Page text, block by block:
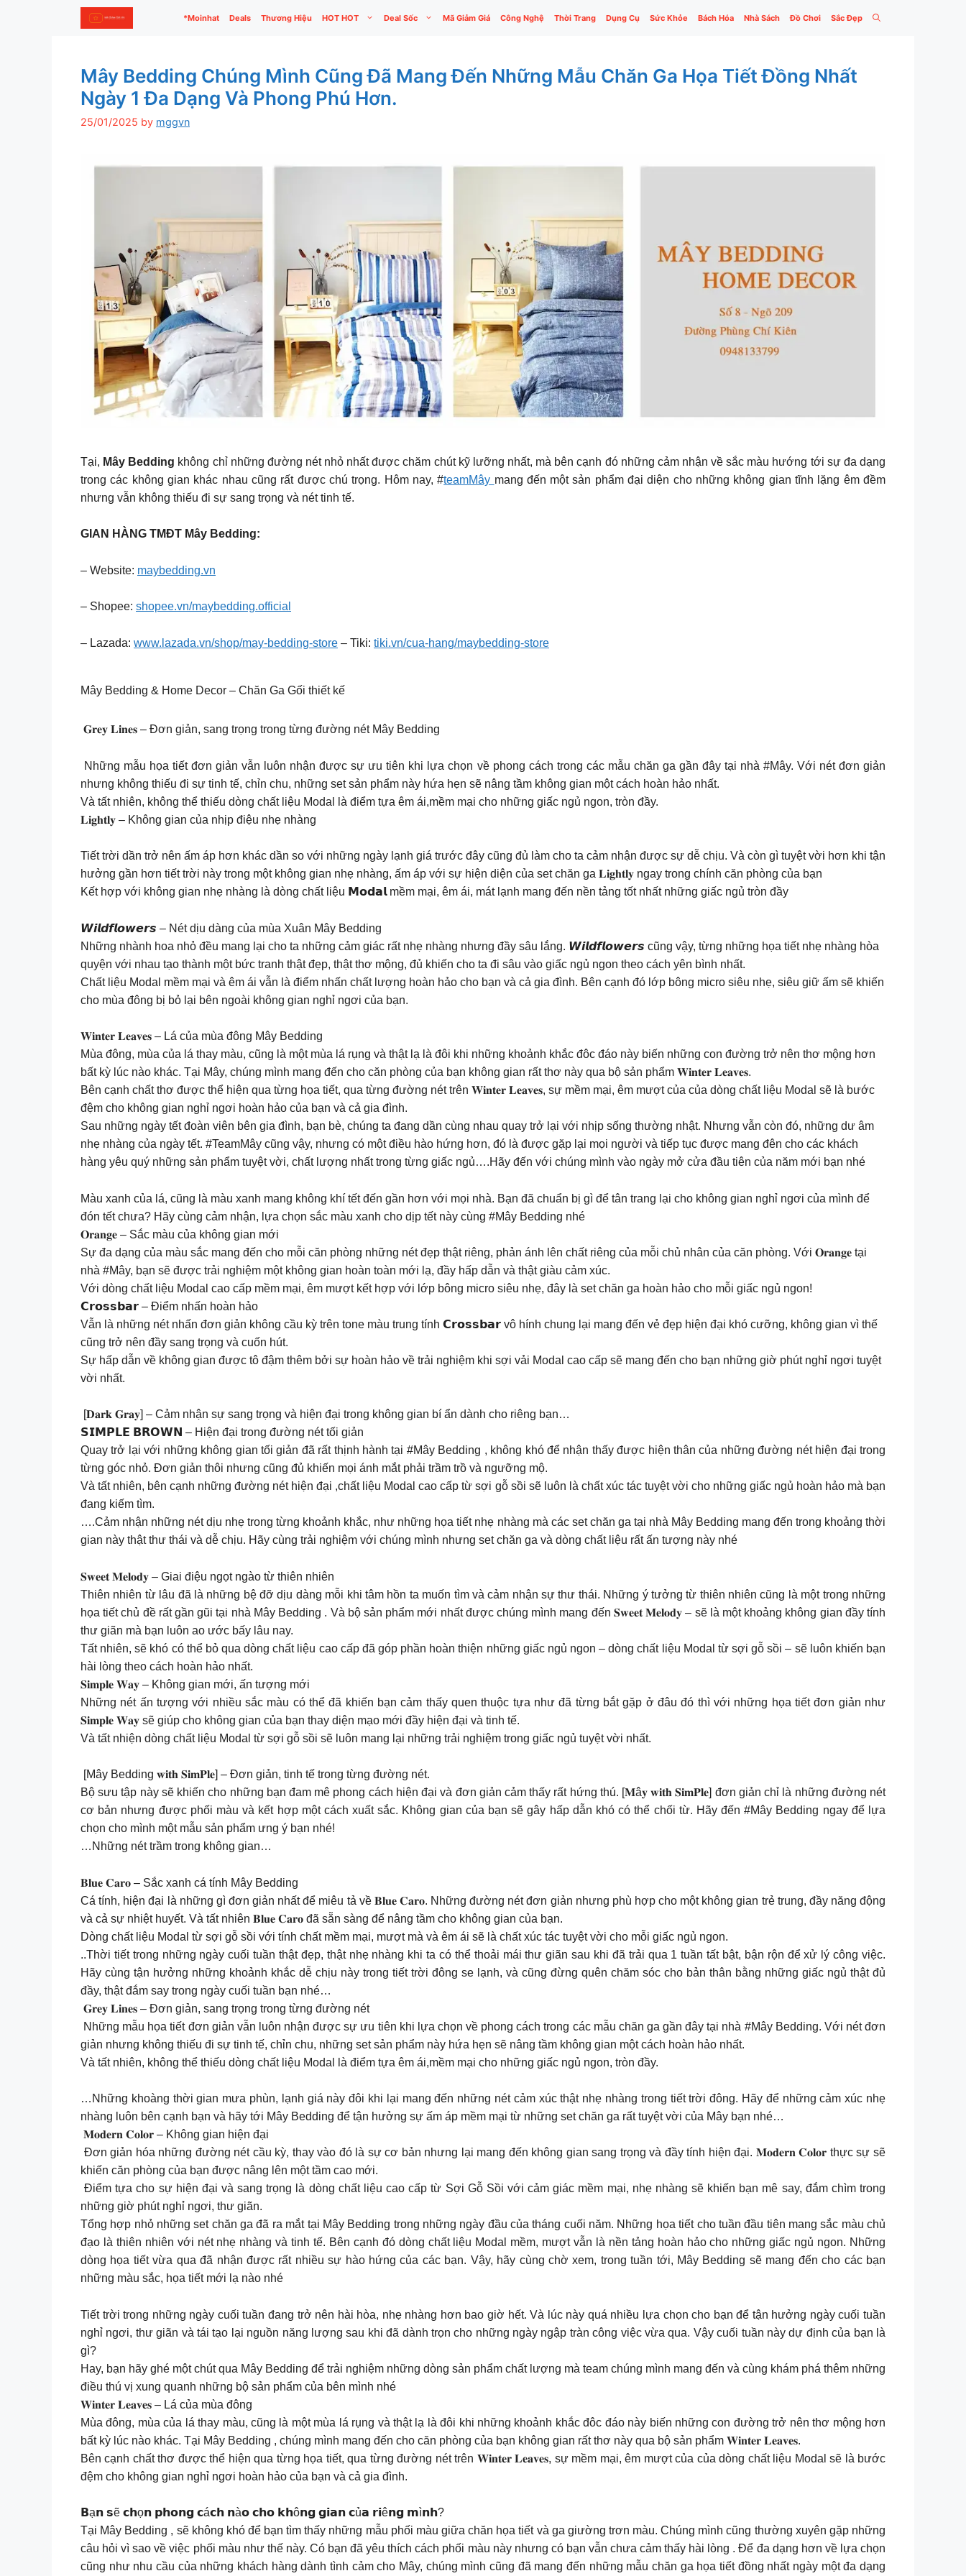
*Moinhat Deals Thương Hiệu HOT HOT Deal Sốc Mã Giảm Giá Công Nghệ Thời Trang Dụng Cụ Sức Khỏe Bách Hóa Nhà Sách Đồ Chơi Sắc Đẹp
Mây Bedding Chúng Mình Cũng Đã Mang Đến Những Mẫu Chăn Ga Họa Tiết Đồng Nhất
Ngày 1 Đa Dạng Và Phong Phú Hơn.
25/01/2025 by mggvn
Tại, Mây Bedding không chỉ những đường nét nhỏ nhất được chăm chút kỹ lưỡng nhất, mà bên cạnh đó những cảm nhận về sắc màu hướng tới sự đa dạng
trong các không gian khác nhau cũng rất được chú trọng. Hôm nay, #teamMây mang đến một sản phẩm đại diện cho những không gian tĩnh lặng êm đềm
nhưng vẫn không thiếu đi sự sang trọng và nét tinh tế.
GIAN HÀNG TMĐT Mây Bedding:
– Website: maybedding.vn
– Shopee: shopee.vn/maybedding.official
– Lazada: www.lazada.vn/shop/may-bedding-store – Tiki: tiki.vn/cua-hang/maybedding-store
Mây Bedding & Home Decor – Chăn Ga Gối thiết kế
️ 𝐆𝐫𝐞𝐲 𝐋𝐢𝐧𝐞𝐬 – Đơn giản, sang trọng trong từng đường nét Mây Bedding
️ Những mẫu họa tiết đơn giản vẫn luôn nhận được sự ưu tiên khi lựa chọn về phong cách trong các mẫu chăn ga gần đây tại nhà #Mây. Với nét đơn giản
nhưng không thiếu đi sự tinh tế, chỉn chu, những set sản phẩm này hứa hẹn sẽ nâng tầm không gian một cách hoàn hảo nhất.
Và tất nhiên, không thể thiếu dòng chất liệu Modal là điểm tựa êm ái,mềm mại cho những giấc ngủ ngon, tròn đầy.
𝐋𝐢𝐠𝐡𝐭𝐥𝐲 – Không gian của nhịp điệu nhẹ nhàng
Tiết trời dần trở nên ấm áp hơn khác dần so với những ngày lạnh giá trước đây cũng đủ làm cho ta cảm nhận được sự dễ chịu. Và còn gì tuyệt vời hơn khi tận
hưởng gần hơn tiết trời này trong một không gian nhẹ nhàng, ấm áp với sự hiện diện của set chăn ga 𝐋𝐢𝐠𝐡𝐭𝐥𝐲 ngay trong chính căn phòng của bạn
Kết hợp với không gian nhẹ nhàng là dòng chất liệu 𝗠𝗼𝗱𝗮𝗹 mềm mại, êm ái, mát lạnh mang đến nền tảng tốt nhất những giấc ngủ tròn đầy
𝙒𝙞𝙡𝙙𝙛𝙡𝙤𝙬𝙚𝙧𝙨 – Nét dịu dàng của mùa Xuân Mây Bedding
Những nhành hoa nhỏ đều mang lại cho ta những cảm giác rất nhẹ nhàng nhưng đầy sâu lắng. 𝙒𝙞𝙡𝙙𝙛𝙡𝙤𝙬𝙚𝙧𝙨 cũng vậy, từng những họa tiết nhẹ nhàng hòa
quyện với nhau tạo thành một bức tranh thật đẹp, thật thơ mộng, đủ khiến cho ta đi sâu vào giấc ngủ ngon theo cách yên bình nhất.
Chất liệu Modal mềm mại và êm ái vẫn là điểm nhấn chất lượng hoàn hảo cho bạn và cả gia đình. Bên cạnh đó lớp bông micro siêu nhẹ, siêu giữ ấm sẽ khiến
cho mùa đông bị bỏ lại bên ngoài không gian nghỉ ngơi của bạn.
𝐖𝐢𝐧𝐭𝐞𝐫 𝐋𝐞𝐚𝐯𝐞𝐬 – Lá của mùa đông Mây Bedding
Mùa đông, mùa của lá thay màu, cũng là một mùa lá rụng và thật lạ là đôi khi những khoảnh khắc đôc đáo này biến những con đường trở nên thơ mộng hơn
bất kỳ lúc nào khác. Tại Mây, chúng mình mang đến cho căn phòng của bạn không gian rất thơ này qua bộ sản phẩm 𝐖𝐢𝐧𝐭𝐞𝐫 𝐋𝐞𝐚𝐯𝐞𝐬.
Bên cạnh chất thơ được thể hiện qua từng họa tiết, qua từng đường nét trên 𝐖𝐢𝐧𝐭𝐞𝐫 𝐋𝐞𝐚𝐯𝐞𝐬, sự mềm mại, êm mượt của của dòng chất liệu Modal sẽ là bước
đệm cho không gian nghỉ ngơi hoàn hảo của bạn và cả gia đình.
Sau những ngày tết đoàn viên bên gia đình, bạn bè, chúng ta đang dần cùng nhau quay trở lại với nhịp sống thường nhật. Nhưng vẫn còn đó, những dư âm
nhẹ nhàng của ngày tết. #TeamMây cũng vậy, nhưng có một điều hào hứng hơn, đó là được gặp lại mọi người và tiếp tục được mang đên cho các khách
hàng yêu quý những sản phẩm tuyệt vời, chất lượng nhất trong từng giấc ngủ….Hãy đến với chúng mình vào ngày mở cửa đầu tiên của năm mới bạn nhé ️
Màu xanh của lá, cũng là màu xanh mang không khí tết đến gần hơn với mọi nhà. Bạn đã chuẩn bị gì để tân trang lại cho không gian nghỉ ngơi của mình để
đón tết chưa? Hãy cùng cảm nhận, lựa chọn sắc màu xanh cho dịp tết này cùng #Mây Bedding nhé
𝐎𝐫𝐚𝐧𝐠𝐞 – Sắc màu của không gian mới
Sự đa dạng của màu sắc mang đến cho mỗi căn phòng những nét đẹp thật riêng, phản ánh lên chất riêng của mỗi chủ nhân của căn phòng. Với 𝐎𝐫𝐚𝐧𝐠𝐞 tại
nhà #Mây, bạn sẽ được trải nghiệm một không gian hoàn toàn mới lạ, đầy hấp dẫn và thật giàu cảm xúc.
Với dòng chất liệu Modal cao cấp mềm mại, êm mượt kết hợp với lớp bông micro siêu nhẹ, đây là set chăn ga hoàn hảo cho mỗi giấc ngủ ngon!
𝗖𝗿𝗼𝘀𝘀𝗯𝗮𝗿 – Điểm nhấn hoàn hảo
Vẫn là những nét nhấn đơn giản không cầu kỳ trên tone màu trung tính 𝗖𝗿𝗼𝘀𝘀𝗯𝗮𝗿 vô hính chung lại mang đến vẻ đẹp hiện đại khó cưỡng, không gian vì thế
cũng trở nên đầy sang trọng và cuốn hút.
Sự hấp dẫn về không gian được tô đậm thêm bởi sự hoàn hảo về trải nghiệm khi sợi vải Modal cao cấp sẽ mang đến cho bạn những giờ phút nghỉ ngơi tuyệt
vời nhất.
️ [𝐃𝐚𝐫𝐤 𝐆𝐫𝐚𝐲] – Cảm nhận sự sang trọng và hiện đại trong không gian bí ẩn dành cho riêng bạn…
𝗦𝗜𝗠𝗣𝗟𝗘 𝗕𝗥𝗢𝗪𝗡 – Hiện đại trong đường nét tối giản
Quay trở lại với những không gian tối giản đã rất thịnh hành tại #Mây Bedding , không khó để nhận thấy được hiện thân của những đường nét hiện đại trong
từng góc nhỏ. Đơn giản thôi nhưng cũng đủ khiến mọi ánh mắt phải trầm trồ và ngưỡng mộ.
Và tất nhiên, bên cạnh những đường nét hiện đại ,chất liệu Modal cao cấp từ sợi gỗ sồi sẽ luôn là chất xúc tác tuyệt vời cho những giấc ngủ hoàn hảo mà bạn
đang kiếm tìm.
….Cảm nhận những nét dịu nhẹ trong từng khoảnh khắc, như những họa tiết nhẹ nhàng mà các set chăn ga tại nhà Mây Bedding mang đến trong khoảng thời
gian này thật thư thái và dễ chịu. Hãy cùng trải nghiệm với chúng mình nhưng set chăn ga và dòng chất liệu rất ấn tượng này nhé
𝐒𝐰𝐞𝐞𝐭 𝐌𝐞𝐥𝐨𝐝𝐲 – Giai điệu ngọt ngào từ thiên nhiên
Thiên nhiên từ lâu đã là những bệ đỡ dịu dàng mỗi khi tâm hồn ta muốn tìm và cảm nhận sự thư thái. Những ý tưởng từ thiên nhiên cũng là một trong những
họa tiết chủ đề rất gần gũi tại nhà Mây Bedding . Và bộ sản phẩm mới nhất được chúng mình mang đến 𝐒𝐰𝐞𝐞𝐭 𝐌𝐞𝐥𝐨𝐝𝐲 – sẽ là một khoảng không gian đầy tính
thư giãn mà bạn luôn ao ước bấy lâu nay.
Tất nhiên, sẽ khó có thể bỏ qua dòng chất liệu cao cấp đã góp phần hoàn thiện những giấc ngủ ngon – dòng chất liệu Modal từ sợi gỗ sồi – sẽ luôn khiến bạn
hài lòng theo cách hoàn hảo nhất.
𝐒𝐢𝐦𝐩𝐥𝐞 𝐖𝐚𝐲 – Không gian mới, ấn tượng mới
Những nét ấn tượng với nhiều sắc màu có thể đã khiến bạn cảm thấy quen thuộc tựa như đã từng bắt gặp ở đâu đó thì với những họa tiết đơn giản như
𝐒𝐢𝐦𝐩𝐥𝐞 𝐖𝐚𝐲 sẽ giúp cho không gian của bạn thay diện mạo mới đầy hiện đại và tinh tế.
Và tất nhiện dòng chất liệu Modal từ sợi gỗ sồi sẽ luôn mang lại những trải nghiệm trong giấc ngủ tuyệt vời nhất.
️ [Mây Bedding 𝐰𝐢𝐭𝐡 𝐒𝐢𝐦𝐏𝐥𝐞] – Đơn giản, tinh tế trong từng đường nét.
Bộ sưu tập này sẽ khiến cho những bạn đam mê phong cách hiện đại và đơn giản cảm thấy rất hứng thú. [𝐌â𝐲 𝐰𝐢𝐭𝐡 𝐒𝐢𝐦𝐏𝐥𝐞] đơn giản chỉ là những đường nét
cơ bản nhưng được phối màu và kết hợp một cách xuất sắc. Không gian của bạn sẽ gây hấp dẫn khó có thể chối từ. Hãy đến #Mây Bedding ngay để lựa
chọn cho mình một mẫu sản phẩm ưng ý bạn nhé!
…Những nét trầm trong không gian…
𝐁𝐥𝐮𝐞 𝐂𝐚𝐫𝐨 – Sắc xanh cá tính Mây Bedding
Cá tính, hiện đại là những gì đơn giản nhất để miêu tả về 𝐁𝐥𝐮𝐞 𝐂𝐚𝐫𝐨. Những đường nét đơn giản nhưng phù hợp cho một không gian trẻ trung, đầy năng động
và cả sự nhiệt huyết. Và tất nhiên 𝐁𝐥𝐮𝐞 𝐂𝐚𝐫𝐨 đã sẵn sàng để nâng tầm cho không gian của bạn.
Dòng chất liệu Modal từ sợi gỗ sồi với tính chất mềm mại, mượt mà và êm ái sẽ là chất xúc tác tuyệt vời cho mỗi giấc ngủ ngon.
..Thời tiết trong những ngày cuối tuần thật đẹp, thật nhẹ nhàng khi ta có thể thoải mái thư giãn sau khi đã trải qua 1 tuần tất bật, bận rộn để xử lý công việc.
Hãy cùng tận hưởng những khoảnh khắc dễ chịu này trong tiết trời đông se lạnh, và cũng đừng quên chăm sóc cho bản thân bằng những giấc ngủ thật đủ
đầy, thật đắm say trong ngày cuối tuần bạn nhé…
️ 𝐆𝐫𝐞𝐲 𝐋𝐢𝐧𝐞𝐬 – Đơn giản, sang trọng trong từng đường nét
️ Những mẫu họa tiết đơn giản vẫn luôn nhận được sự ưu tiên khi lựa chọn về phong cách trong các mẫu chăn ga gần đây tại nhà #Mây Bedding. Với nét đơn
giản nhưng không thiếu đi sự tinh tế, chỉn chu, những set sản phẩm này hứa hẹn sẽ nâng tầm không gian một cách hoàn hảo nhất.
Và tất nhiên, không thể thiếu dòng chất liệu Modal là điểm tựa êm ái,mềm mại cho những giấc ngủ ngon, tròn đầy.
…Những khoàng thời gian mưa phùn, lạnh giá này đôi khi lại mang đến những nét cảm xúc thật nhẹ nhàng trong tiết trời đông. Hãy để những cảm xúc nhẹ
nhàng luôn bên cạnh bạn và hãy tới Mây Bedding để tận hưởng sự ấm áp mềm mại từ những set chăn ga rất tuyệt vời của Mây bạn nhé…
️ 𝐌𝐨𝐝𝐞𝐫𝐧 𝐂𝐨𝐥𝐨𝐫 – Không gian hiện đại
️ Đơn giản hóa những đường nét cầu kỳ, thay vào đó là sự cơ bản nhưng lại mang đến không gian sang trọng và đầy tính hiện đại. 𝐌𝐨𝐝𝐞𝐫𝐧 𝐂𝐨𝐥𝐨𝐫 thực sự sẽ
khiến căn phòng của bạn được nâng lên một tầm cao mới.
️ Điểm tựa cho sự hiện đại và sang trọng là dòng chất liệu cao cấp từ Sợi Gỗ Sồi với cảm giác mềm mại, nhẹ nhàng sẽ khiến bạn mê say, đắm chìm trong
những giờ phút nghỉ ngơi, thư giãn.
Tổng hợp nhỏ những set chăn ga đã ra mắt tại Mây Bedding trong những ngày đầu của tháng cuối năm. Những họa tiết cho tuần đầu tiên mang sắc màu chủ
đạo là thiên nhiên với nét nhẹ nhàng và tinh tế. Bên cạnh đó dòng chất liệu Modal mềm, mượt vẫn là nền tảng hoàn hảo cho những giấc ngủ ngon. Những
dòng họa tiết vừa qua đã nhận được rất nhiều sự hào hứng của các bạn. Vậy, hãy cùng chờ xem, trong tuần tới, Mây Bedding sẽ mang đến cho các bạn
những màu sắc, họa tiết mới lạ nào nhé
Tiết trời trong những ngày cuối tuần đang trở nên hài hòa, nhẹ nhàng hơn bao giờ hết. Và lúc này quá nhiều lựa chọn cho bạn để tận hưởng ngày cuối tuần
nghỉ ngơi, thư giãn và tái tạo lại nguồn năng lượng sau khi đã dành trọn cho những ngày ngập tràn công việc vừa qua. Vậy cuối tuần này dự định của bạn là
gì?
Hay, bạn hãy ghé một chút qua Mây Bedding để trải nghiệm những dòng sản phẩm chất lượng mà team chúng mình mang đến và cùng khám phá thêm những
điều thú vị xung quanh những bộ sản phẩm của bên mình nhé
𝐖𝐢𝐧𝐭𝐞𝐫 𝐋𝐞𝐚𝐯𝐞𝐬 – Lá của mùa đông
Mùa đông, mùa của lá thay màu, cũng là một mùa lá rụng và thật lạ là đôi khi những khoảnh khắc đôc đáo này biến những con đường trở nên thơ mộng hơn
bất kỳ lúc nào khác. Tại Mây Bedding , chúng mình mang đến cho căn phòng của bạn không gian rất thơ này qua bộ sản phẩm 𝐖𝐢𝐧𝐭𝐞𝐫 𝐋𝐞𝐚𝐯𝐞𝐬.
Bên cạnh chất thơ được thể hiện qua từng họa tiết, qua từng đường nét trên 𝐖𝐢𝐧𝐭𝐞𝐫 𝐋𝐞𝐚𝐯𝐞𝐬, sự mềm mại, êm mượt của của dòng chất liệu Modal sẽ là bước
đệm cho không gian nghỉ ngơi hoàn hảo của bạn và cả gia đình.
𝗕ạ𝗻 𝘀ẽ 𝗰𝗵ọ𝗻 𝗽𝗵𝗼𝗻𝗴 𝗰á𝗰𝗵 𝗻à𝗼 𝗰𝗵𝗼 𝗸𝗵ô𝗻𝗴 𝗴𝗶𝗮𝗻 𝗰ủ𝗮 𝗿𝗶ê𝗻𝗴 𝗺ì𝗻𝗵?
Tại Mây Bedding , sẽ không khó để bạn tìm thấy những mẫu phối màu giữa chăn họa tiết và ga giường trơn màu. Chúng mình cũng thường xuyên gặp những
câu hỏi vì sao về việc phối màu như thế này. Có bạn đã yêu thích cách phối màu này nhưng có bạn vẫn chưa cảm thấy hài lòng . Để đa dạng hơn về lựa chọn
cũng như nhu cầu của những khách hàng dành tình cảm cho Mây, chúng mình cũng đã mang đến những mẫu chăn ga họa tiết đồng nhất ngày một đa dạng